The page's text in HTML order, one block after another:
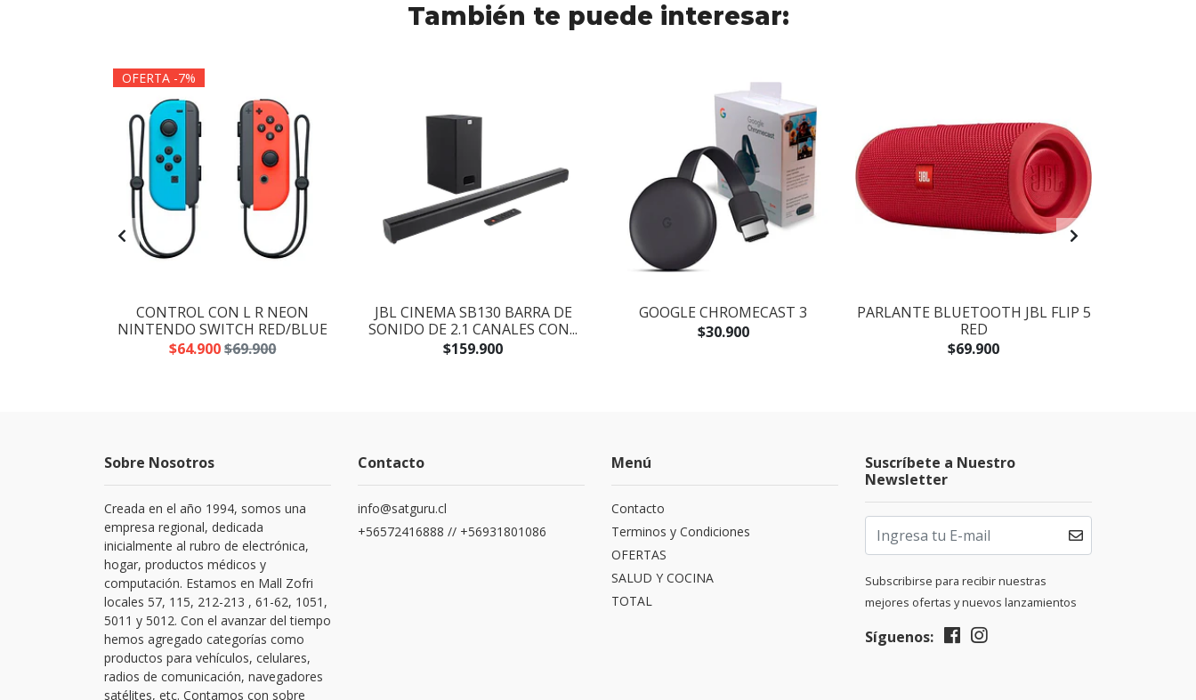
También te puede interesar:
OFERTA -7%
CONTROL CON L R NEON
NINTENDO SWITCH RED/BLUE
$64.900$69.900
JBL CINEMA SB130 BARRA DE
SONIDO DE 2.1 CANALES CON...
$159.900
GOOGLE CHROMECAST 3
$30.900
PARLANTE BLUETOOTH JBL FLIP 5
RED
$69.900
Sobre Nosotros
Creada en el año 1994, somos una
empresa regional, dedicada
inicialmente al rubro de electrónica,
hogar, productos médicos y
computación. Estamos en Mall Zofri
locales 57, 115, 212-213 , 61-62, 1051,
5011 y 5012. Con el avanzar del tiempo
hemos agregado categorías como
productos para vehículos, celulares,
radios de comunicación, navegadores
satélites, etc. Contamos con sobre
Contacto
info@satguru.cl
+56572416888 // +56931801086
Menú
Contacto
Terminos y Condiciones
OFERTAS
SALUD Y COCINA
TOTAL
Suscríbete a Nuestro
Newsletter
Subscribirse para recibir nuestras
mejores ofertas y nuevos lanzamientos
Síguenos: